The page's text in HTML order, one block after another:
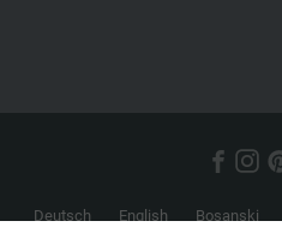
Deutsch English Bosanski